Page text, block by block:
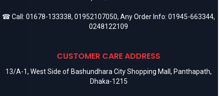
☎ Call: 01678-133338, 01952107050, Any Order Info: 01945-663344,
0248122109
CUSTOMER CARE ADDRESS
13/A-1, West Side of Bashundhara City Shopping Mall, Panthapath,
Dhaka-1215